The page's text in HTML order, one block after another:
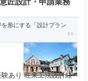
匠設計・申請業務
形にする「設計プラン
あり 在来工法設計経